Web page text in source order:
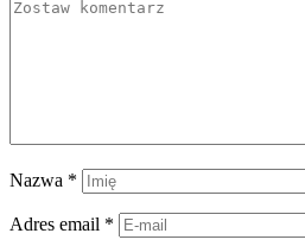
Nazwa *
Adres email *